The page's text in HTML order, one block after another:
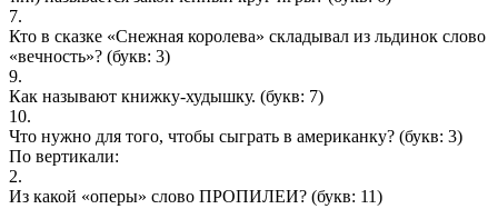
7.
Кто в сказке «Снежная королева» складывал из льдинок слово
«вечность»? (букв: 3)
9.
Как называют книжку-худышку. (букв: 7)
10.
Что нужно для того, чтобы сыграть в американку? (букв: 3)
По вертикали:
2.
Из какой «оперы» слово ПРОПИЛЕИ? (букв: 11)